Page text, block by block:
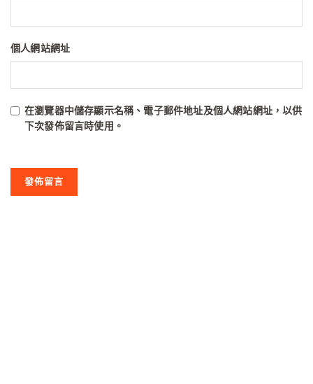
個人網站網址
在瀏覽器中儲存顯示名稱、電子郵件地址及個人網站網址，以供
下次發佈留言時使用。